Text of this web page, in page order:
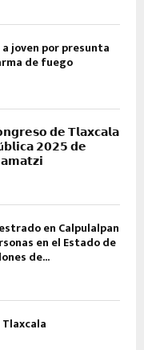
joven por presunta
de fuego
𝗱𝗲 𝗧𝗹𝗮𝘅𝗰𝗮𝗹𝗮
𝟮𝟬𝟮𝟱 𝗱𝗲
en Calpulalpan
en el Estado de
de...